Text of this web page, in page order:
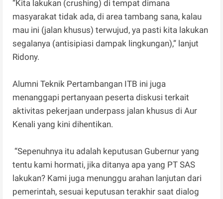
“Kita lakukan (crushing) di tempat dimana
masyarakat tidak ada, di area tambang sana, kalau
mau ini (jalan khusus) terwujud, ya pasti kita lakukan
segalanya (antisipiasi dampak lingkungan),” lanjut
Ridony.
Alumni Teknik Pertambangan ITB ini juga
menanggapi pertanyaan peserta diskusi terkait
aktivitas pekerjaan underpass jalan khusus di Aur
Kenali yang kini dihentikan.
“Sepenuhnya itu adalah keputusan Gubernur yang
tentu kami hormati, jika ditanya apa yang PT SAS
lakukan? Kami juga menunggu arahan lanjutan dari
pemerintah, sesuai keputusan terakhir saat dialog